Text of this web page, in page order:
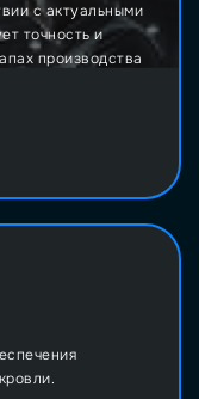
с актуальными
точность и
производства